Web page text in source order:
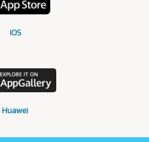
iOS
Huawei